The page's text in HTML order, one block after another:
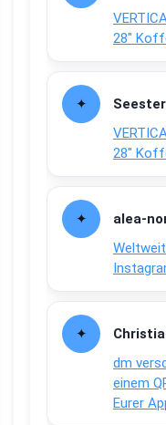
28″
28″
alea-
dm
einem
Eurer